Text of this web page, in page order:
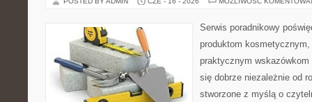
Serwis poradnikowy
produktom
praktycznym
się dobrze niezależnie od
stworzone z myślą o